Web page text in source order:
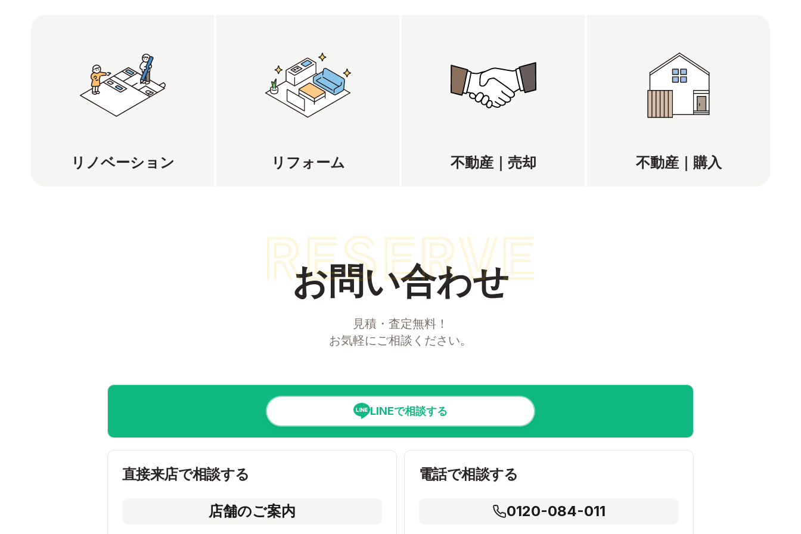
リノベーション リフォーム 不動産｜売却 不動産｜購入
お問い合わせ
見積・査定無料！
お気軽にご相談ください。
LINEで相談する
直接来店で相談する
店舗のご案内
電話で相談する
0120-084-011